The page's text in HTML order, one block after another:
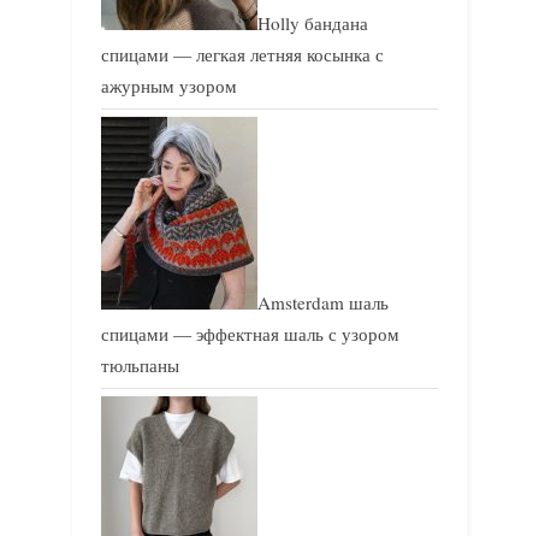
Holly бандана
спицами — легкая летняя косынка с
ажурным узором
Amsterdam шаль
спицами — эффектная шаль с узором
тюльпаны